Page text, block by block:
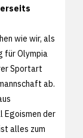
wie wir, als
für Olympia
Sportart
ab.
Egoismen der
alles zum